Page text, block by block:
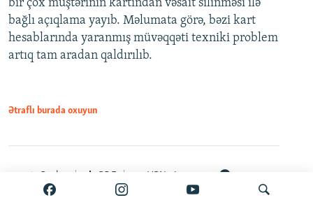
bir çox müştərinin kartından vəsait silinməsi ilə
bağlı açıqlama yayıb. Məlumata görə, bəzi kart
hesablarında yaranmış müvəqqəti texniki problem
artıq tam aradan qaldırılıb.
Ətraflı burada oxuyun